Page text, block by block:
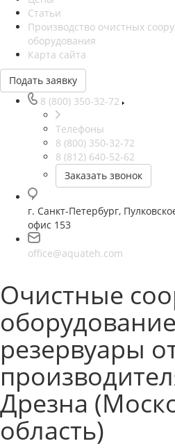
Статьи
Производство очистных
оборудования
Карта сайта
Подать заявку
8 (800) 350-32-72
Телефоны
8 (800) 350-32-72
8 (812) 640-52-62
Заказать звонок
г. Санкт-Петербург,
офис 153
office@aquateh.com
Очистные
резервуары
Дрезна
область)